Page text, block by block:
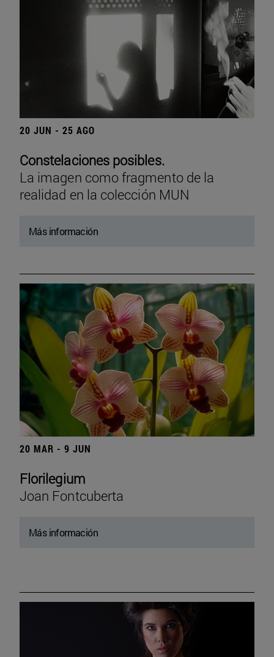
20 JUN - 25 AGO
Constelaciones posibles.
La imagen como fragmento de la
realidad en la colección MUN
Más información
20 MAR - 9 JUN
Florilegium
Joan Fontcuberta
Más información